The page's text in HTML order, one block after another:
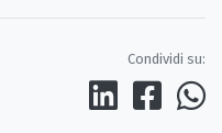
Condividi su: